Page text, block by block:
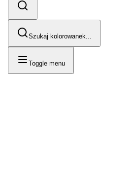
Szukaj kolorowanek...
Toggle menu